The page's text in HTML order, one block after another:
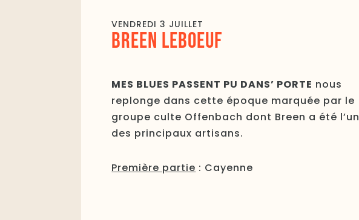
VENDREDI 3 JUILLET
BREEN LEBOEUF
MES BLUES PASSENT PU DANS’ PORTE nous
replonge dans cette époque marquée par le
groupe culte Offenbach dont Breen a été l’un
des principaux artisans.
Première partie : Cayenne